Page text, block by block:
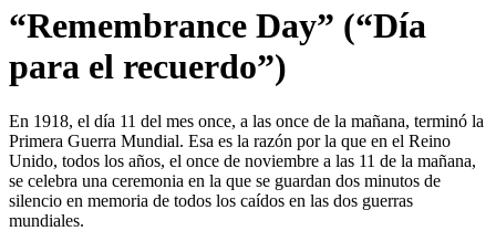
“Remembrance Day” (“Día
para el recuerdo”)
En 1918, el día 11 del mes once, a las once de la mañana, terminó la
Primera Guerra Mundial. Esa es la razón por la que en el Reino
Unido, todos los años, el once de noviembre a las 11 de la mañana,
se celebra una ceremonia en la que se guardan dos minutos de
silencio en memoria de todos los caídos en las dos guerras
mundiales.